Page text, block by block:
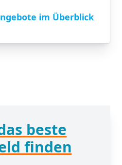
im Überblick
beste
finden